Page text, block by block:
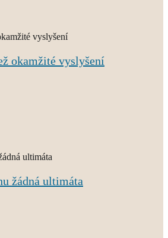
okamžité vyslyšení
žádná ultimáta